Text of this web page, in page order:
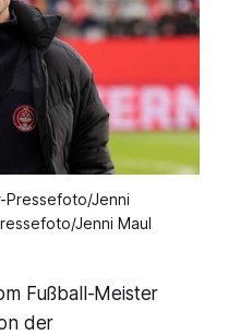
Jenni
Jenni Maul
Fußball-Meister
der